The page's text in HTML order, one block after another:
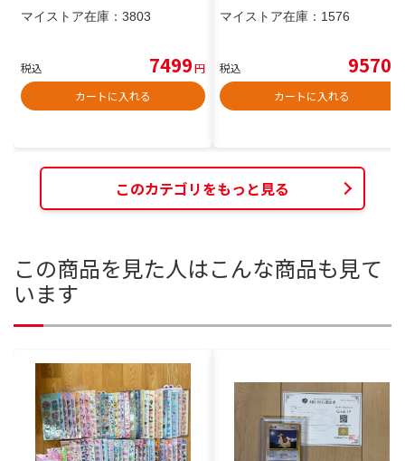
マイストア在庫： 3803
税込 7499円
カートに入れる
マイストア在庫： 1576
税込 9570
カートに入れる
このカテゴリをもっと見る
この商品を見た人はこんな商品も見て
います